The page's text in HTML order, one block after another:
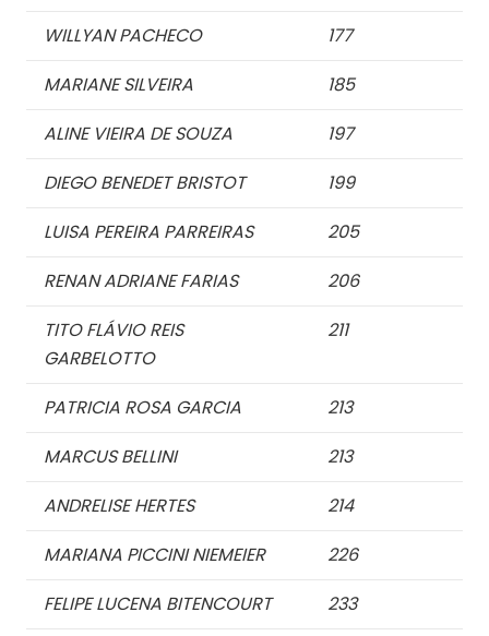
WILLYAN PACHECO
177
MARIANE SILVEIRA
185
ALINE VIEIRA DE SOUZA
197
DIEGO BENEDET BRISTOT
199
LUISA PEREIRA PARREIRAS
205
RENAN ADRIANE FARIAS
206
TITO FLÁVIO REIS
GARBELOTTO
211
PATRICIA ROSA GARCIA
213
MARCUS BELLINI
213
ANDRELISE HERTES
214
MARIANA PICCINI NIEMEIER
226
FELIPE LUCENA BITENCOURT
233